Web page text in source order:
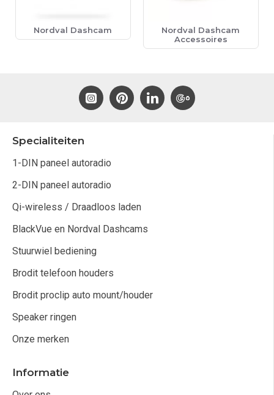
Nordval Dashcam
Nordval Dashcam
Accessoires
Specialiteiten
1-DIN paneel autoradio
2-DIN paneel autoradio
Qi-wireless / Draadloos laden
BlackVue en Nordval Dashcams
Stuurwiel bediening
Brodit telefoon houders
Brodit proclip auto mount/houder
Speaker ringen
Onze merken
Informatie